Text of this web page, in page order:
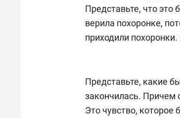
Представьте, что
верила похоронке,
приходили
Представьте, какие
закончилась. Причем
Это чувство, которое